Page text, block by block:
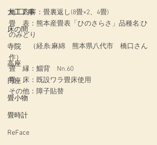
大工工事
床の間
寺院
高座
円座
畳小物
畳時計
ReFace
施工内容： 畳裏返し(8畳×2、4畳)
畳　表：熊本産畳表「ひのさらさ」品種名:ひ
のみどり
（経糸:麻綿　熊本県八代市　橋口さん
作）
畳　縁：鯔背　Nn.60
畳　床：既設ワラ畳床使用
その他：障子貼替